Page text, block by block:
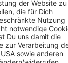
Brett 😊